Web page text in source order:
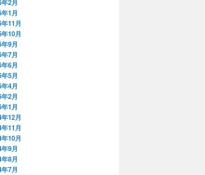
2月
1月
11月
10月
9月
7月
6月
5月
4月
2月
1月
12月
11月
10月
9月
8月
7月